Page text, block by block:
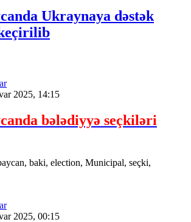
Ukraynaya dəstək
2025, 14:15
bələdiyyə seçkiləri
baki, election, Municipal, seçki,
2025, 00:15